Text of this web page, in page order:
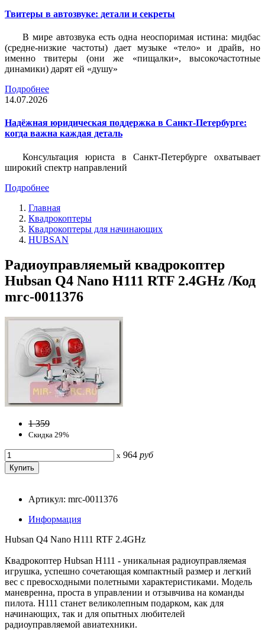
Твитеры в автозвуке: детали и секреты
В мире автозвука есть одна неоспоримая истина: мидбас
(средне-низкие частоты) дает музыке «тело» и драйв, но
именно твитеры (они же «пищалки», высокочастотные
динамики) дарят ей «душу»
Подробнее
14.07.2026
Надёжная юридическая поддержка в Санкт-Петербурге:
когда важна каждая деталь
Консультация юриста в Санкт-Петербурге охватывает
широкий спектр направлений
Подробнее
Главная
Квадрокоптеры
Квадрокоптеры для начинающих
HUBSAN
Радиоуправляемый квадрокоптер
Hubsan Q4 Nano H111 RTF 2.4GHz /Код
mrc-0011376
1 359
Скидка 29%
x 964 руб
Артикул: mrc-0011376
Информация
Hubsan Q4 Nano H111 RTF 2.4GHz
Квадрокоптер Hubsan H111 - уникальная радиоуправляемая
игрушка, успешно сочетающая компактный размер и легкий
вес с превосходными полетными характеристиками. Модель
маневренна, проста в управлении и отзывчива на команды
пилота. H111 станет великолепным подарком, как для
начинающих, так и для опытных любителей
радиоуправляемой авиатехники.